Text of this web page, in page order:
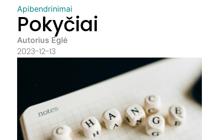
Apibendrinimai
Pokyčiai
Autorius Eglė
2023-12-13